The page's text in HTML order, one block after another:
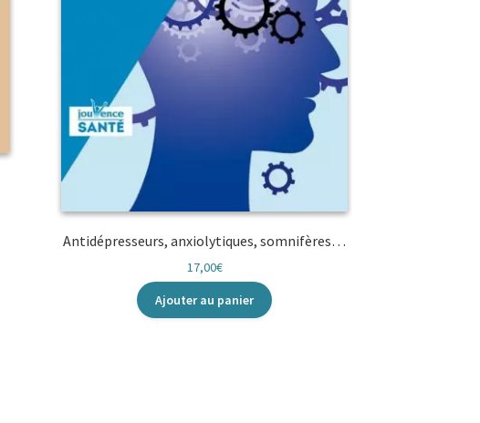
Antidépresseurs, anxiolytiques, somnifères…
17,00€
Ajouter au panier